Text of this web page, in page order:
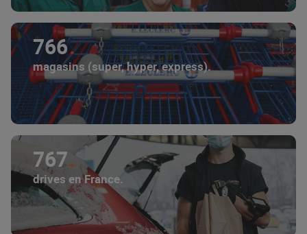
766
magasins (super, hyper, express).
767
drives en France.